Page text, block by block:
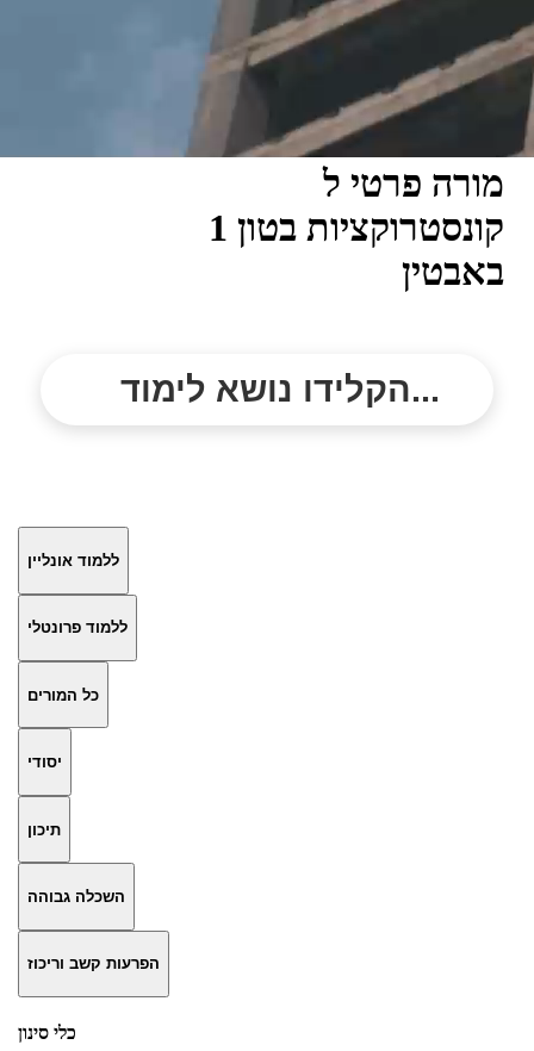
מורה פרטי ל
קונסטרוקציות בטון 1
באבטין
הקלידו נושא לימוד...
ללמוד אונליין
ללמוד פרונטלי
כל המורים
יסודי
תיכון
השכלה גבוהה
הפרעות קשב וריכוז
כלי סינון